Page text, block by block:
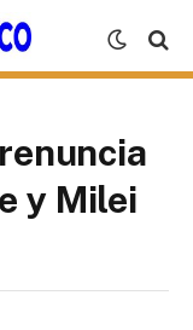
y Milei